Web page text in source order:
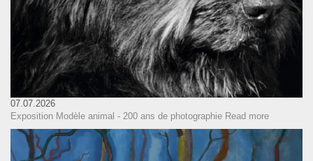
07.07.2026
Exposition Modèle animal - 200 ans de photographie Read more